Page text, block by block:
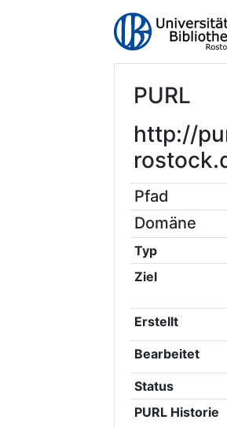
PURL
http://
Pfad
Domäne
Typ
Ziel
Erstellt
Bearbeitet
Status
PURL Historie